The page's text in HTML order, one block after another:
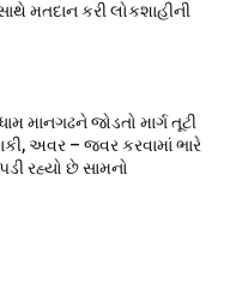
મતદાન કરી લોકશાહીની
માનગઢને જોડતો માર્ગ તૂટી
અવર – જવર કરવામાં ભારે
રહ્યો છે સામનો